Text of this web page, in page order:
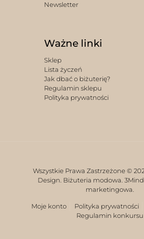
Newsletter
Ważne linki
Sklep
Lista życzeń
Jak dbać o biżuterię?
Regulamin sklepu
Polityka prywatności
Wszystkie Prawa Zastrzeżone ©
Design. Biżuteria modowa.
marketingowa.
Moje konto Polityka prywatności
Regulamin konkursu